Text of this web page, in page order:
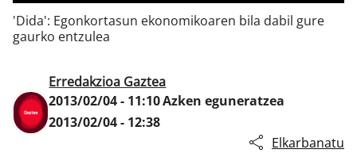
'Dida': Egonkortasun ekonomikoaren bila dabil gure
gaurko entzulea
Erredakzioa Gaztea
2013/02/04 - 11:10Azken eguneratzea
2013/02/04 - 12:38
Elkarbanatu